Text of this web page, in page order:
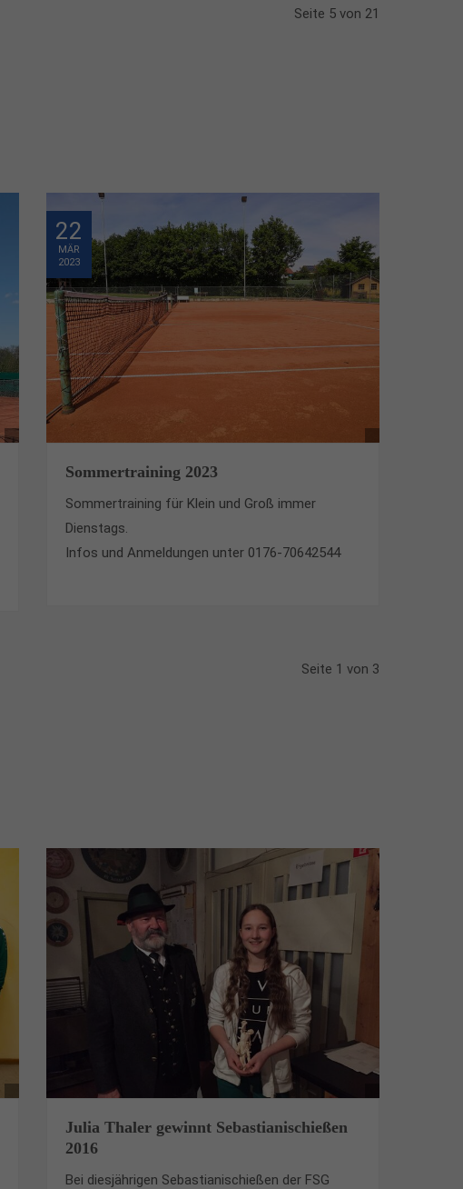
Seite 5 von 21
22
MÄR
2023
Sommertraining 2023
Sommertraining für Klein und Groß immer
Dienstags.
Infos und Anmeldungen unter 0176-70642544
Seite 1 von 3
Julia Thaler gewinnt Sebastianischießen
2016
Bei diesjährigen Sebastianischießen der FSG